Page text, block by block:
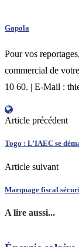
Gapola
Pour vos
commercial de
10 60. | E-Mail :
Article précédent
Togo : L’IAEC se
Article suivant
Marquage fiscal
A lire aussi...